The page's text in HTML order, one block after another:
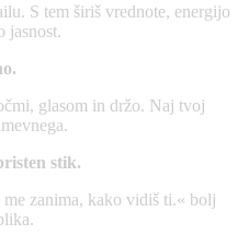
S tem širiš vrednote, energijo
jasnost.
glasom in držo. Naj tvoj
stik.
zanima, kako vidiš ti.« bolj